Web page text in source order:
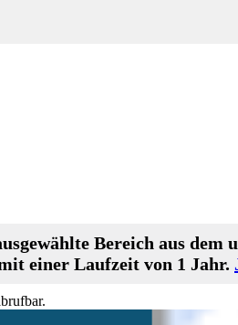
Bereich aus
einer Laufzeit von 1 Jahr.